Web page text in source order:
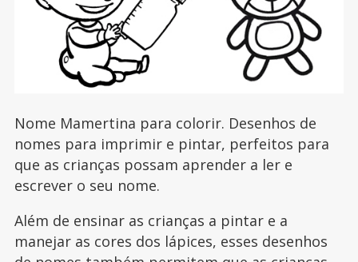
Nome Mamertina para colorir. Desenhos de
nomes para imprimir e pintar, perfeitos para
que as crianças possam aprender a ler e
escrever o seu nome.
Além de ensinar as crianças a pintar e a
manejar as cores dos lápices, esses desenhos